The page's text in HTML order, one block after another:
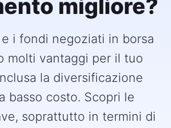
migliore?
i fondi negoziati in borsa
molti vantaggi per il tuo
la diversificazione
basso costo. Scopri le
soprattutto in termini di